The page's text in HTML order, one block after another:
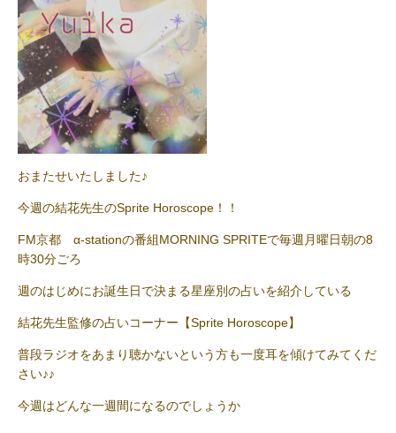
おまたせいたしました♪
今週の結花先生のSprite Horoscope！！
FM京都 α-stationの番組MORNING SPRITEで毎週月曜日朝の8
時30分ごろ
週のはじめにお誕生日で決まる星座別の占いを紹介している
結花先生監修の占いコーナー【Sprite Horoscope】
普段ラジオをあまり聴かないという方も一度耳を傾けてみてくだ
さい♪♪
今週はどんな一週間になるのでしょうか